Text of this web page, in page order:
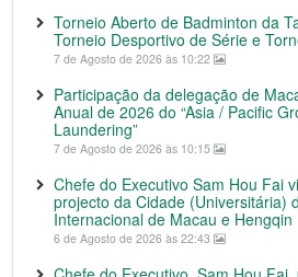
Torneio Aberto de Badminton da
Torneio Desportivo de Série e
7 de Agosto de 2026 às 10:22
Participação da delegação de
Anual de 2026 do “Asia / Pacific
Laundering”
7 de Agosto de 2026 às 10:15
Chefe do Executivo Sam Hou Fai
projecto da Cidade (Universitária)
Internacional de Macau e Hengqin
6 de Agosto de 2026 às 22:43